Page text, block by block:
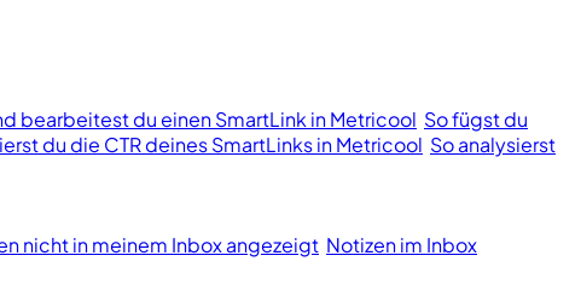
bearbeitest du einen SmartLink in Metricool So fügst du
du die CTR deines SmartLinks in Metricool So analysierst
nicht in meinem Inbox angezeigt Notizen im Inbox